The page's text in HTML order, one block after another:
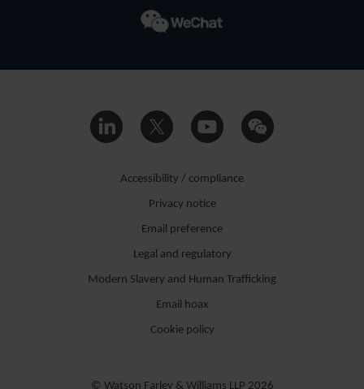
Accessibility / compliance
Privacy notice
Email preference
Legal and regulatory
Modern Slavery and Human Trafficking
Email hoax
Cookie policy
© Watson Farley & Williams LLP 2026